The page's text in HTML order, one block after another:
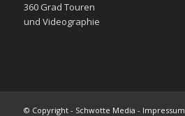
360 Grad Touren
und Videographie
© Copyright - Schwotte Media - Impressum